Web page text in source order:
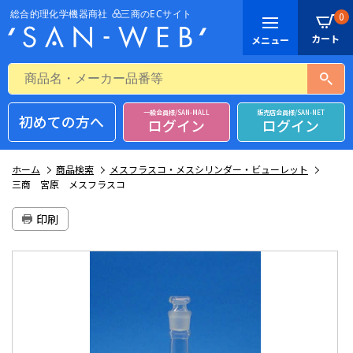
0
初めての方へ 一般会員様/SAN-MALL
ログイン
販売店会員様/SAN-NET
ログイン
ホーム 商品検索
メスフラスコ・メスシリンダー・ビューレット
三商 宮原 メスフラスコ
印刷